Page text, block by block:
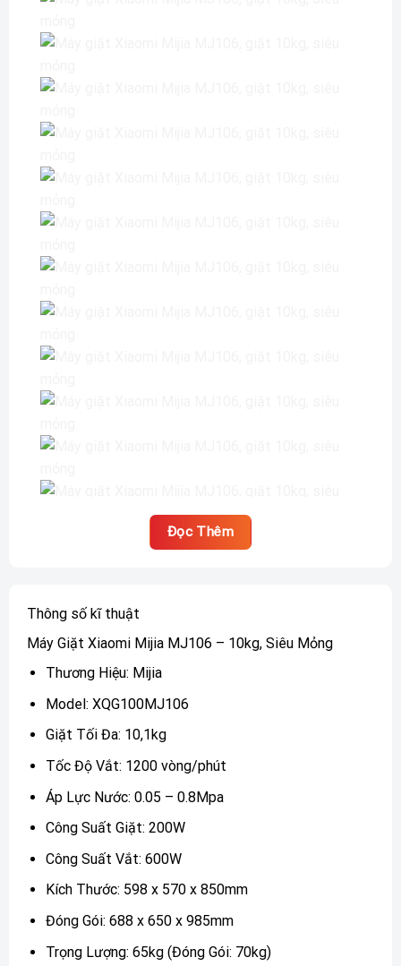
Đọc Thêm
Thông số kĩ thuật
Máy Giặt Xiaomi Mijia MJ106 – 10kg, Siêu Mỏng
Thương Hiệu: Mijia
Model: XQG100MJ106
Giặt Tối Đa: 10,1kg
Tốc Độ Vắt: 1200 vòng/phút
Áp Lực Nước: 0.05 – 0.8Mpa
Công Suất Giặt: 200W
Công Suất Vắt: 600W
Kích Thước: 598 x 570 x 850mm
Đóng Gói: 688 x 650 x 985mm
Trọng Lượng: 65kg (Đóng Gói: 70kg)